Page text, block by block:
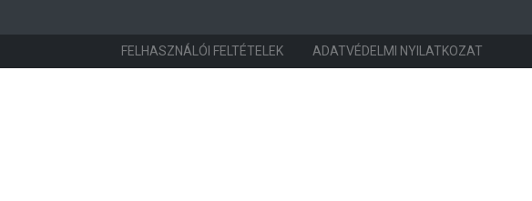
FELHASZNÁLÓI FELTÉTELEK ADATVÉDELMI NYILATKOZAT